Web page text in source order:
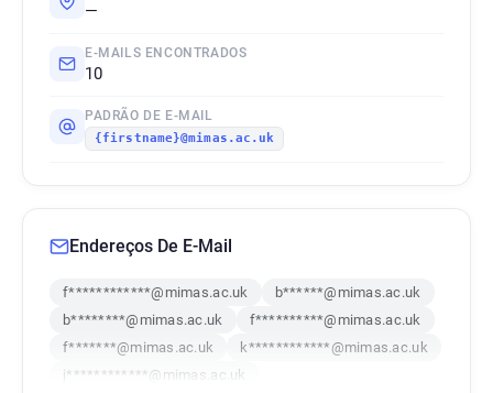
—
E-MAILS ENCONTRADOS
10
PADRÃO DE E-MAIL
{firstname}@mimas.ac.uk
Endereços De E-Mail
f************@mimas.ac.uk
b******@mimas.ac.uk
b********@mimas.ac.uk
f**********@mimas.ac.uk
f*******@mimas.ac.uk
k************@mimas.ac.uk
j************@mimas.ac.uk